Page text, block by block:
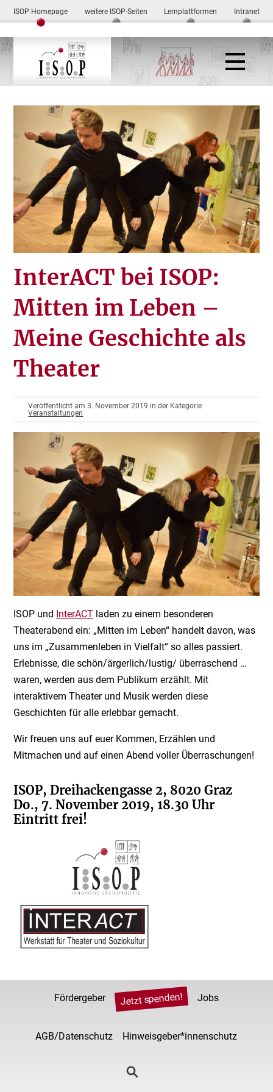
ISOP Homepage weitere ISOP-Seiten Lernplattformen Intranet
InterACT bei ISOP:
Mitten im Leben –
Meine Geschichte als
Theater
Veröffentlicht am 3. November 2019 in der Kategorie
Veranstaltungen
ISOP und InterACT laden zu einem besonderen
Theaterabend ein: „Mitten im Leben“ handelt davon, was
uns im „Zusammenleben in Vielfalt“ so alles passiert.
Erlebnisse, die schön/ärgerlich/lustig/ überraschend …
waren, werden aus dem Publikum erzählt. Mit
interaktivem Theater und Musik werden diese
Geschichten für alle erlebbar gemacht.
Wir freuen uns auf euer Kommen, Erzählen und
Mitmachen und auf einen Abend voller Überraschungen!
ISOP, Dreihackengasse 2, 8020 Graz
Do., 7. November 2019, 18.30 Uhr
Eintritt frei!
Fördergeber Jetzt spenden! Jobs
AGB/Datenschutz Hinweisgeber*innenschutz